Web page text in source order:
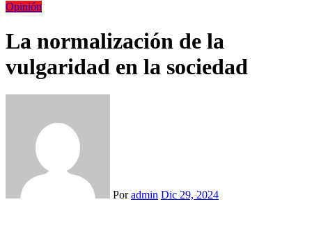
Opinión
La normalización de la
vulgaridad en la sociedad
Poradmin Dic 29, 2024